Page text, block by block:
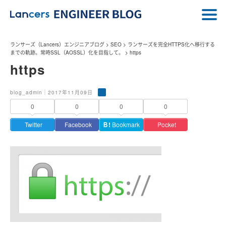
ランサーズ（Lancers）エンジニアブログ > SEO > ランサーズを完全HTTPS化へ移行する
までの軌跡。常時SSL（AOSSL）化を目指して。
> https
https
blog_admin｜2017年11月09日
0
Twitter
0
Facebook
0
Ｂ! Bookmark
0
Pocket